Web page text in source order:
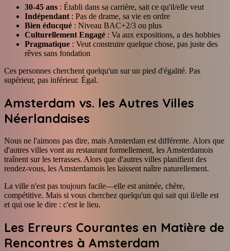
30-45 ans : Établi dans sa carrière, sait ce qu'il/elle veut
Indépendant : Pas de drame, sa vie en ordre
Bien éducqué : Niveau BAC+2/3 ou plus
Culturellement Engagé : Va aux expositions, a des hobbies
Pragmatique : Veut construire quelque chose, pas juste des
rêves sans fondation
Ces personnes cherchent quelqu'un sur un pied d'égalité. Pas
supérieur, pas inférieur. Égal.
Amsterdam vs. les Autres Villes
Néerlandaises
Nous ne l'aimons pas dire, mais Amsterdam est différente. Alors que
d'autres villes vont au restaurant formellement, les Amsterdamois
traînent sur les terrasses. Alors que d'autres villes planifient des
rendez-vous, les Amsterdamois les laissent naître naturellement.
La ville n'est pas toujours facile—elle est animée, chère,
compétitive. Mais si vous cherchez quelqu'un qui sait qui il/elle est
et qui ose le dire : c'est le lieu.
Les Erreurs Courantes en Matière de
Rencontres à Amsterdam